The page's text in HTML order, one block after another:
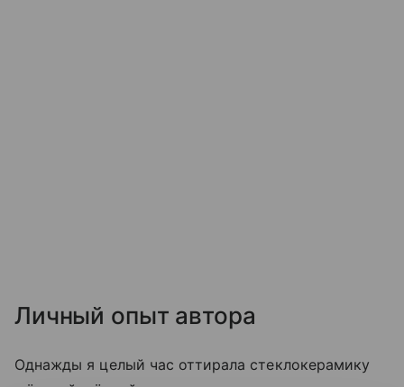
Личный опыт автора
Однажды я целый час оттирала стеклокерамику